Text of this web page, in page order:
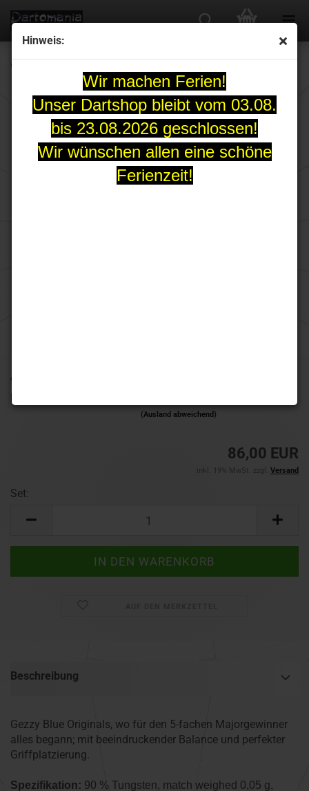
Hinweis:
Wir machen Ferien!
Unser Dartshop bleibt vom 03.08.
bis 23.08.2026 geschlossen!
Wir wünschen allen eine schöne
Ferienzeit!
Art.Nr.:
Lieferzeit:
(Ausland abweichend)
86,00 EUR
inkl. 19% MwSt. zzgl. Versand
Set:
Beschreibung
Gezzy Blue Originals, wo für den 5-fachen Majorgewinner
alles begann; mit beeindruckender Balance und perfekter
Griffplatzierung.
Spezifikation: 90 % Tungsten, match weighed 0,05 g,